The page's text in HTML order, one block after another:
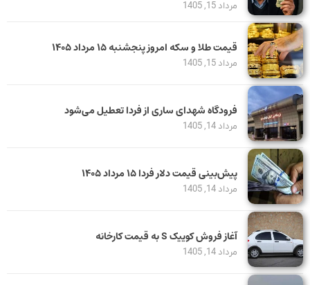
مرداد 15, 1405
قیمت طلا و سکه امروز پنجشنبه ۱۵ مرداد ۱۴۰۵
مرداد 15, 1405
فرودگاه شهدای ساری از فردا تعطیل می‌شود
مرداد 14, 1405
پیش‌بینی قیمت دلار فردا ۱۵ مرداد ۱۴۰۵
مرداد 14, 1405
آغاز فروش کوییک S به قیمت کارخانه
مرداد 14, 1405